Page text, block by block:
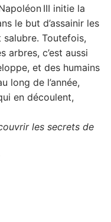
III initie la
le but d’assainir les
salubre. Toutefois,
arbres, c’est aussi
et des humains
long de l’année,
en découlent,
les secrets de